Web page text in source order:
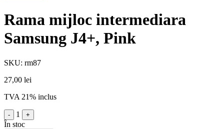
Rama mijloc intermediara
Samsung J4+, Pink
SKU: rm87
27,00 lei
TVA 21% inclus
- 1 +
În stoc